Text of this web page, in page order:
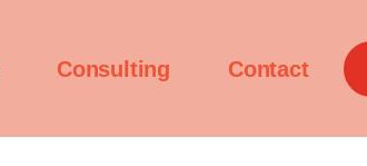
Consulting Contact